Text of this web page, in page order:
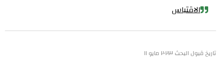
الاقتباس
تاريخ قبول البحث ٢٠٢٣ مايو ١١